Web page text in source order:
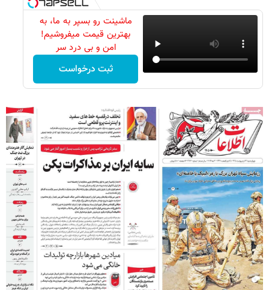
ماشینت رو بسپر به ما، به
بهترین قیمت میفروشیم!
امن و بی درد سر
ثبت درخواست